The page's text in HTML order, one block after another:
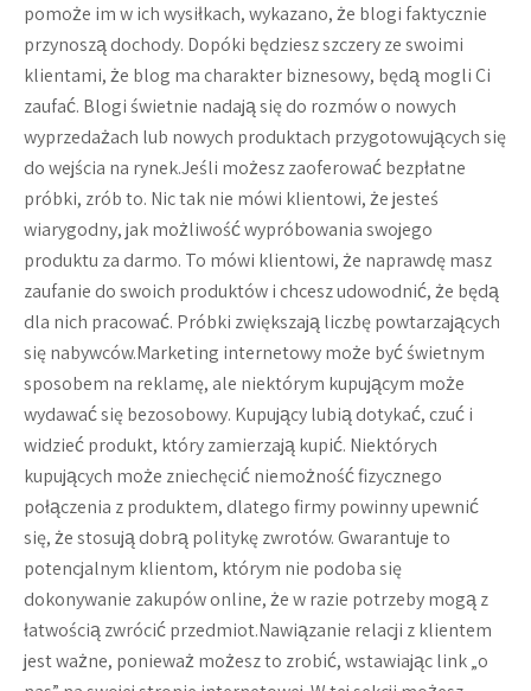
pomoże im w ich wysiłkach, wykazano, że blogi faktycznie
przynoszą dochody. Dopóki będziesz szczery ze swoimi
klientami, że blog ma charakter biznesowy, będą mogli Ci
zaufać. Blogi świetnie nadają się do rozmów o nowych
wyprzedażach lub nowych produktach przygotowujących się
do wejścia na rynek.Jeśli możesz zaoferować bezpłatne
próbki, zrób to. Nic tak nie mówi klientowi, że jesteś
wiarygodny, jak możliwość wypróbowania swojego
produktu za darmo. To mówi klientowi, że naprawdę masz
zaufanie do swoich produktów i chcesz udowodnić, że będą
dla nich pracować. Próbki zwiększają liczbę powtarzających
się nabywców.Marketing internetowy może być świetnym
sposobem na reklamę, ale niektórym kupującym może
wydawać się bezosobowy. Kupujący lubią dotykać, czuć i
widzieć produkt, który zamierzają kupić. Niektórych
kupujących może zniechęcić niemożność fizycznego
połączenia z produktem, dlatego firmy powinny upewnić
się, że stosują dobrą politykę zwrotów. Gwarantuje to
potencjalnym klientom, którym nie podoba się
dokonywanie zakupów online, że w razie potrzeby mogą z
łatwością zwrócić przedmiot.Nawiązanie relacji z klientem
jest ważne, ponieważ możesz to zrobić, wstawiając link „o